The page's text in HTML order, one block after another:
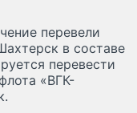
перевели
в составе
перевести
«ВГК-